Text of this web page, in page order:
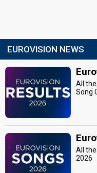
EUROVISION NEWS
All
Song
All
2026